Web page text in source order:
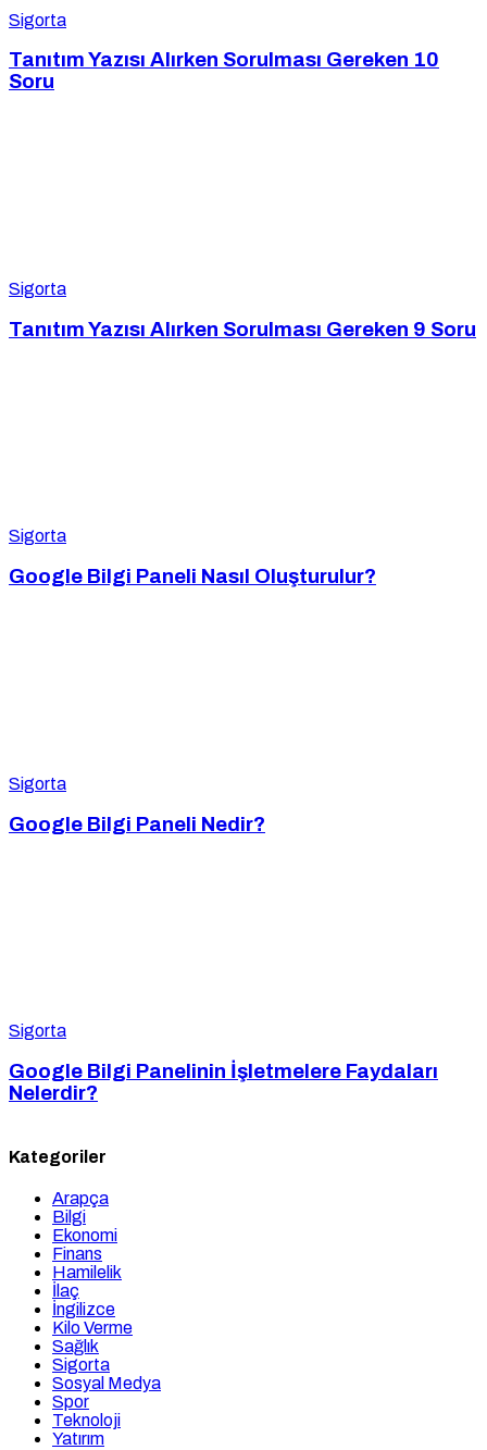
Sigorta
Tanıtım Yazısı Alırken Sorulması Gereken 10
Soru
Sigorta
Tanıtım Yazısı Alırken Sorulması Gereken 9 Soru
Sigorta
Google Bilgi Paneli Nasıl Oluşturulur?
Sigorta
Google Bilgi Paneli Nedir?
Sigorta
Google Bilgi Panelinin İşletmelere Faydaları
Nelerdir?
Kategoriler
Arapça
Bilgi
Ekonomi
Finans
Hamilelik
İlaç
İngilizce
Kilo Verme
Sağlık
Sigorta
Sosyal Medya
Spor
Teknoloji
Yatırım